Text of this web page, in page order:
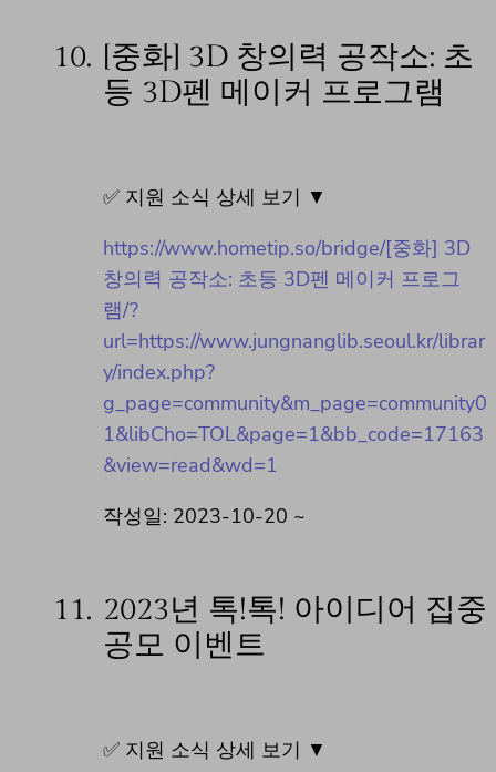
10. [중화] 3D 창의력 공작소: 초
등 3D펜 메이커 프로그램
✅ 지원 소식 상세 보기 ▼
https://www.hometip.so/bridge/[중화] 3D
창의력 공작소: 초등 3D펜 메이커 프로그
램/?
url=https://www.jungnanglib.seoul.kr/librar
y/index.php?
g_page=community&m_page=community0
1&libCho=TOL&page=1&bb_code=17163
&view=read&wd=1
작성일: 2023-10-20 ~
11. 2023년 톡!톡! 아이디어 집중
공모 이벤트
✅ 지원 소식 상세 보기 ▼